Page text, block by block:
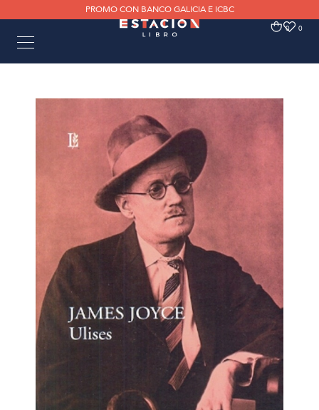
PROMO CON BANCO GALICIA E ICBC
0 0